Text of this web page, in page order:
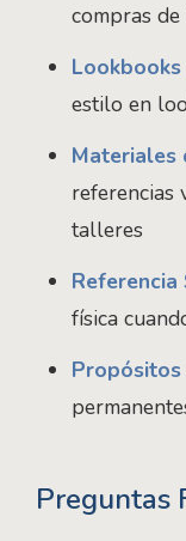
compras
estilo en
Materiales
referencias
talleres
Referencia
física
Preguntas